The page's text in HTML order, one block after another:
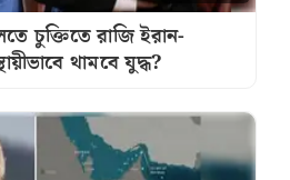
চুক্তিতে রাজি ইরান-
থামবে যুদ্ধ?